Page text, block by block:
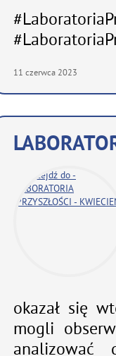
11 czerwca 2023
okazał się
mogli
analizować